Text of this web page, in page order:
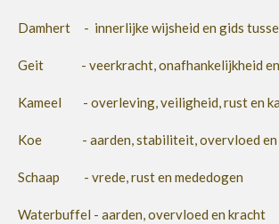
Damhert - innerlijke wijsheid en gids
Geit - veerkracht, onafhankelijkheid en
Kameel - overleving, veiligheid, rust en
Koe - aarden, stabiliteit, overvloed en
Schaap - vrede, rust en mededogen
Waterbuffel - aarden, overvloed en kracht